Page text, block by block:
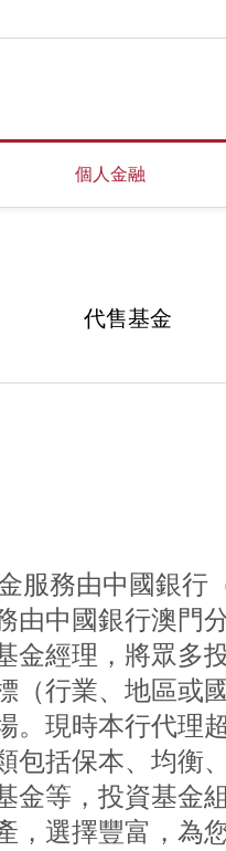
個人金融
代售基金
服務由中國銀行
由中國銀行澳門
金經理，將眾多
（行業、地區或
。現時本行代理
包括保本、均衡
金等，投資基金
，選擇豐富，為